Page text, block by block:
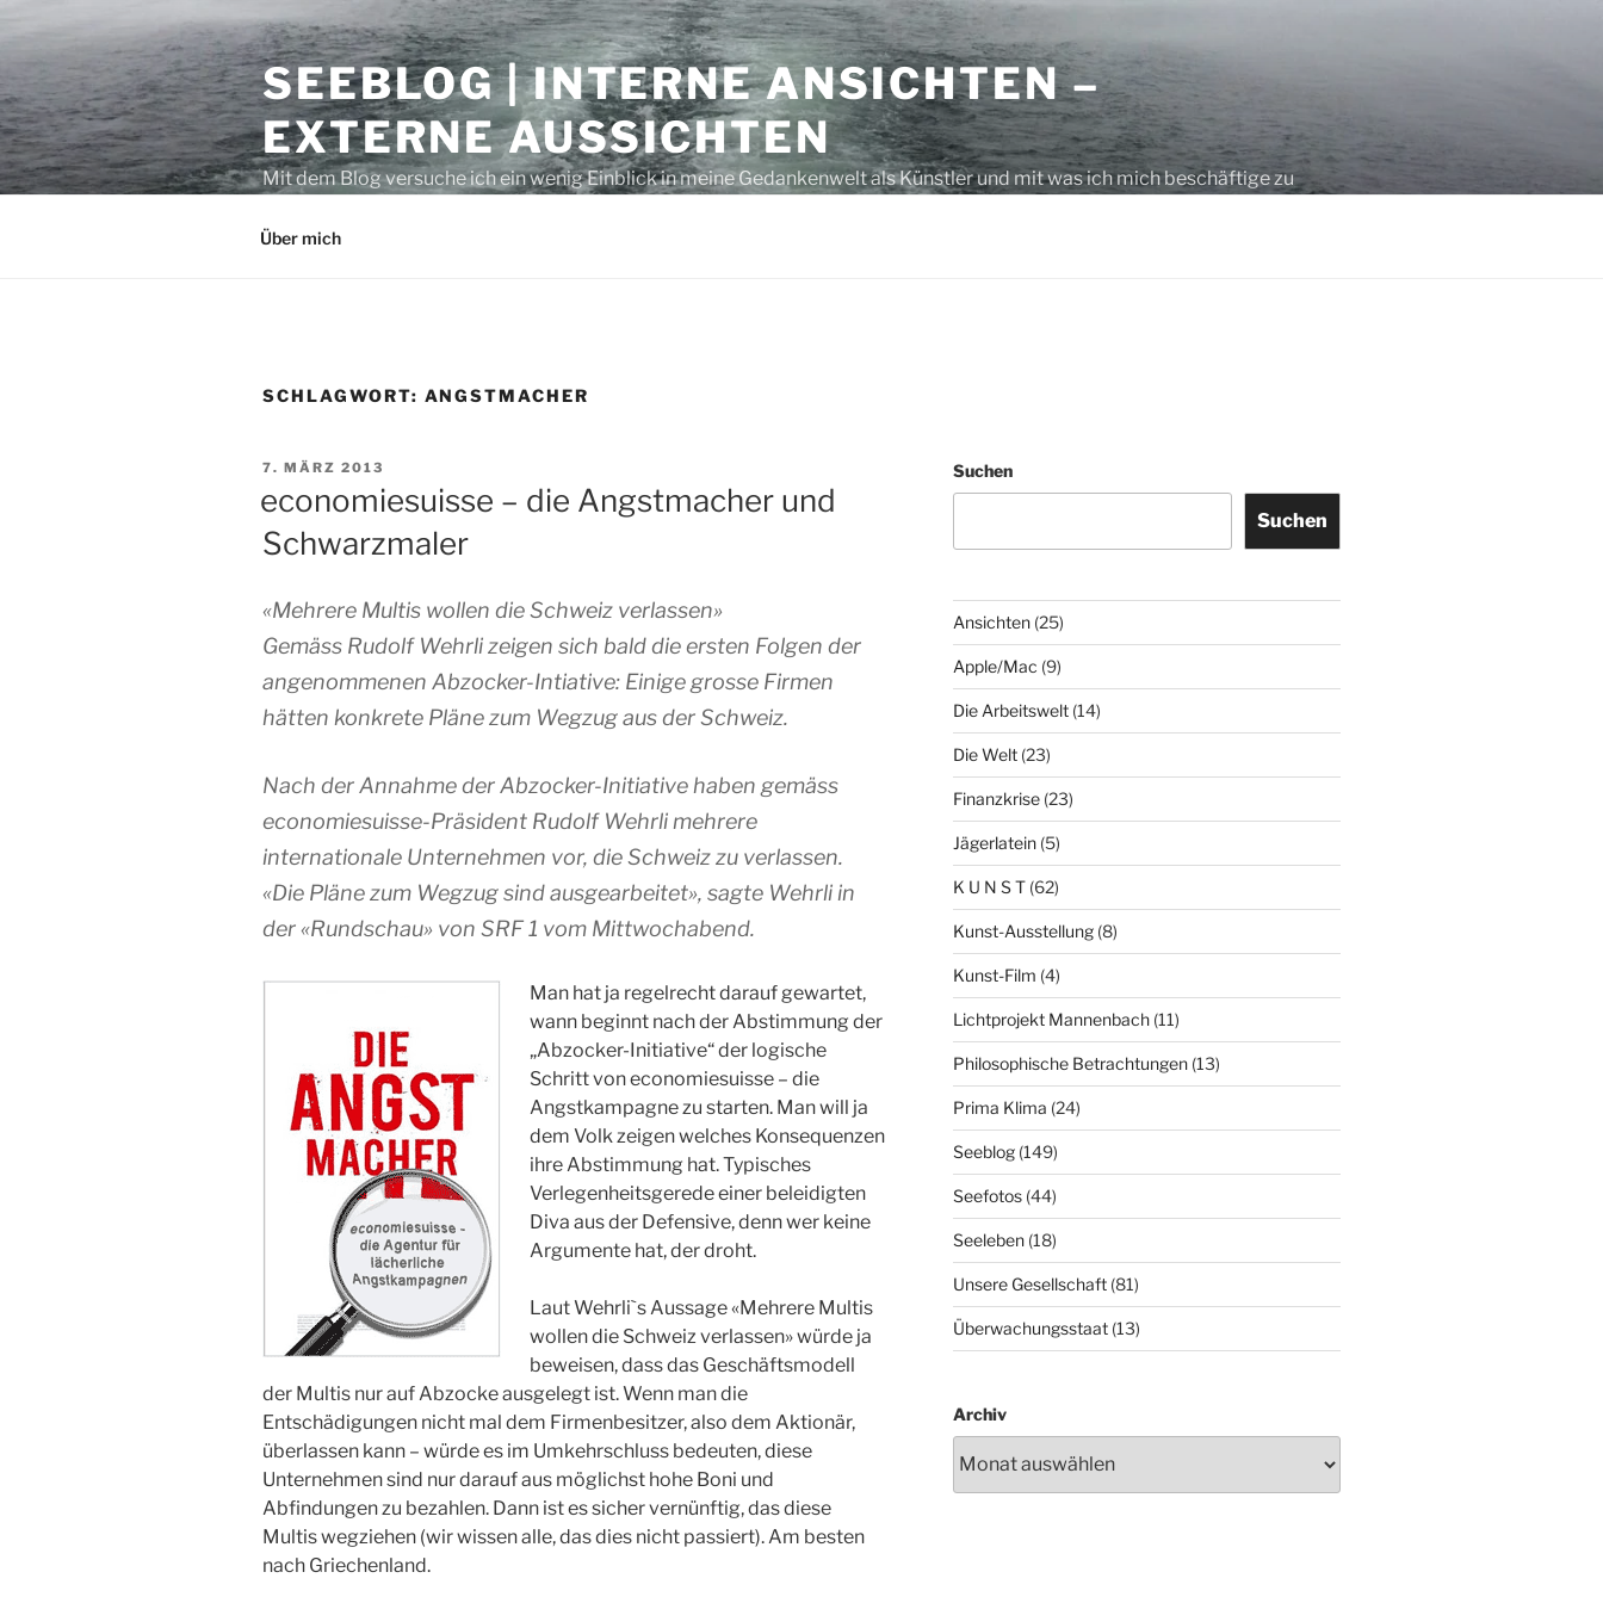
Inhalt
springen
SEEBLOG | INTERNE ANSICHTEN –
EXTERNE AUSSICHTEN
Mit dem Blog versuche ich ein wenig Einblick in meine Gedankenwelt als Künstler und mit was ich mich beschäftige zu
Über mich
SCHLAGWORT: ANGSTMACHER
VERÖFFENTLICHT
7. MÄRZ 2013
economiesuisse – die Angstmacher und
Schwarzmaler
«Mehrere Multis wollen die Schweiz verlassen»
Gemäss Rudolf Wehrli zeigen sich bald die ersten Folgen der
angenommenen Abzocker-Intiative: Einige grosse Firmen
hätten konkrete Pläne zum Wegzug aus der Schweiz.
Nach der Annahme der Abzocker-Initiative haben gemäss
economiesuisse-Präsident Rudolf Wehrli mehrere
internationale Unternehmen vor, die Schweiz zu verlassen.
«Die Pläne zum Wegzug sind ausgearbeitet», sagte Wehrli in
der «Rundschau» von SRF 1 vom Mittwochabend.
Man hat ja regelrecht darauf gewartet,
wann beginnt nach der Abstimmung der
„Abzocker-Initiative“ der logische
Schritt von economiesuisse – die
Angstkampagne zu starten. Man will ja
dem Volk zeigen welches Konsequenzen
ihre Abstimmung hat. Typisches
Verlegenheitsgerede einer beleidigten
Diva aus der Defensive, denn wer keine
Argumente hat, der droht.
Laut Wehrli`s Aussage «Mehrere Multis
wollen die Schweiz verlassen» würde ja
beweisen, dass das Geschäftsmodell
der Multis nur auf Abzocke ausgelegt ist. Wenn man die
Entschädigungen nicht mal dem Firmenbesitzer, also dem Aktionär,
überlassen kann – würde es im Umkehrschluss bedeuten, diese
Unternehmen sind nur darauf aus möglichst hohe Boni und
Abfindungen zu bezahlen. Dann ist es sicher vernünftig, das diese
Multis wegziehen (wir wissen alle, das dies nicht passiert). Am besten
nach Griechenland.
Suchen
Suchen
Ansichten(25)
Apple/Mac (9)
Die Arbeitswelt(14)
Die Welt(23)
Finanzkrise(23)
Jägerlatein(5)
K U N S T(62)
Kunst-Ausstellung(8)
Kunst-Film (4)
Lichtprojekt Mannenbach(11)
Philosophische Betrachtungen(13)
Prima Klima (24)
Seeblog(149)
Seefotos(44)
Seeleben(18)
Unsere Gesellschaft(81)
Überwachungsstaat(13)
Archiv